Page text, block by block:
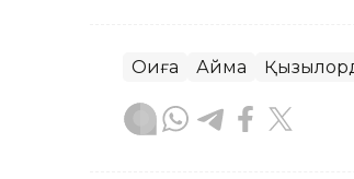
Оқиға Аймақ